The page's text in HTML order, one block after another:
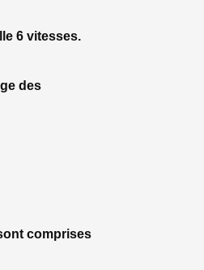
6 vitesses.
des
comprises